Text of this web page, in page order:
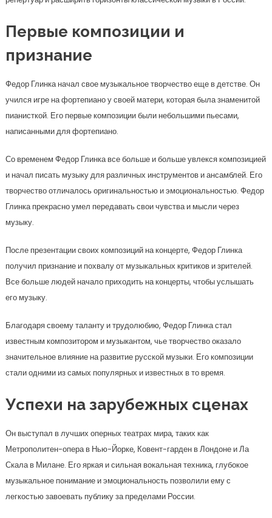
Первые композиции и
признание
Федор Глинка начал свое музыкальное творчество еще в детстве. Он
учился игре на фортепиано у своей матери, которая была знаменитой
пианисткой. Его первые композиции были небольшими пьесами,
написанными для фортепиано.
Со временем Федор Глинка все больше и больше увлекся композицией
и начал писать музыку для различных инструментов и ансамблей. Его
творчество отличалось оригинальностью и эмоциональностью. Федор
Глинка прекрасно умел передавать свои чувства и мысли через
музыку.
После презентации своих композиций на концерте, Федор Глинка
получил признание и похвалу от музыкальных критиков и зрителей.
Все больше людей начало приходить на концерты, чтобы услышать
его музыку.
Благодаря своему таланту и трудолюбию, Федор Глинка стал
известным композитором и музыкантом, чье творчество оказало
значительное влияние на развитие русской музыки. Его композиции
стали одними из самых популярных и известных в то время.
Успехи на зарубежных сценах
Он выступал в лучших оперных театрах мира, таких как
Метрополитен-опера в Нью-Йорке, Ковент-гарден в Лондоне и Ла
Скала в Милане. Его яркая и сильная вокальная техника, глубокое
музыкальное понимание и эмоциональность позволили ему с
легкостью завоевать публику за пределами России.